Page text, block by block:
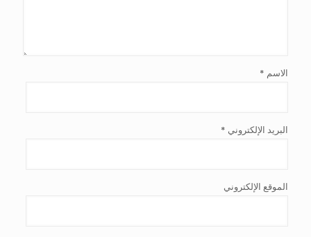
الاسم *
البريد الإلكتروني *
الموقع الإلكتروني